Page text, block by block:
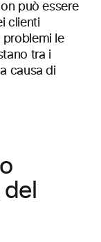
può essere
clienti
problemi le
tra i
causa di